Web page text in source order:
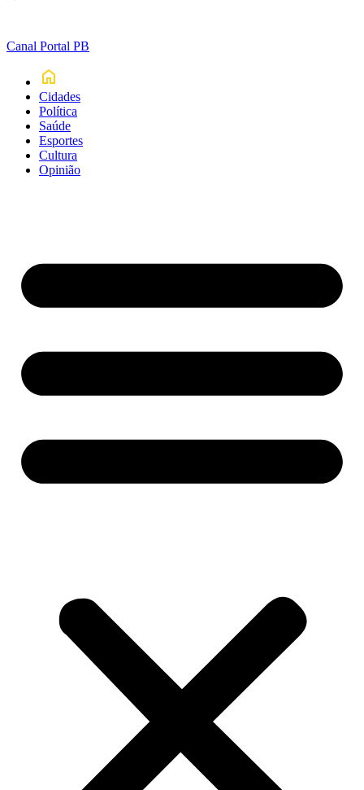
Canal Portal PB
Cidades
Política
Saúde
Esportes
Cultura
Opinião